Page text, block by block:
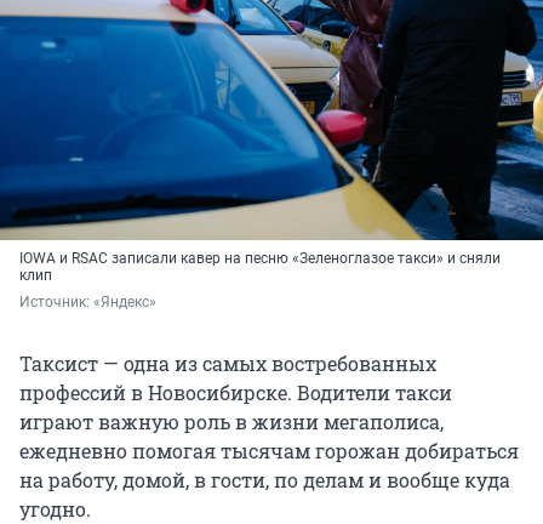
IOWA и RSAC записали кавер на песню «Зеленоглазое такси» и сняли
клип
Источник: «Яндекс»
Таксист — одна из самых востребованных
профессий в Новосибирске. Водители такси
играют важную роль в жизни мегаполиса,
ежедневно помогая тысячам горожан добираться
на работу, домой, в гости, по делам и вообще куда
угодно.